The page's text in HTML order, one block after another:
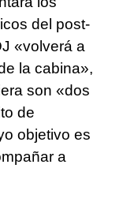
del post-
«volverá a
la cabina»,
son «dos
de
objetivo es
a